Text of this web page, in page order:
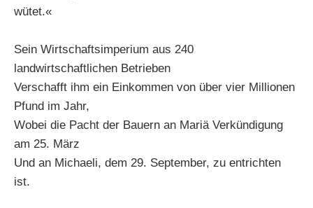
wütet.«
Sein Wirtschaftsimperium aus 240
landwirtschaftlichen Betrieben
Verschafft ihm ein Einkommen von über vier Millionen
Pfund im Jahr,
Wobei die Pacht der Bauern an Mariä Verkündigung
am 25. März
Und an Michaeli, dem 29. September, zu entrichten
ist.